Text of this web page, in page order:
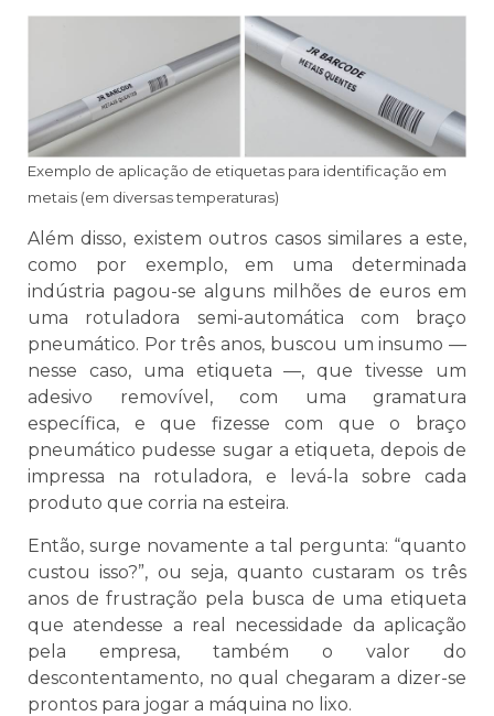
Exemplo de aplicação de etiquetas para identificação em
metais (em diversas temperaturas)
Além disso, existem outros casos similares a este,
como por exemplo, em uma determinada
indústria pagou-se alguns milhões de euros em
uma rotuladora semi-automática com braço
pneumático. Por três anos, buscou um insumo —
nesse caso, uma etiqueta —, que tivesse um
adesivo removível, com uma gramatura
específica, e que fizesse com que o braço
pneumático pudesse sugar a etiqueta, depois de
impressa na rotuladora, e levá-la sobre cada
produto que corria na esteira.
Então, surge novamente a tal pergunta: “quanto
custou isso?”, ou seja, quanto custaram os três
anos de frustração pela busca de uma etiqueta
que atendesse a real necessidade da aplicação
pela empresa, também o valor do
descontentamento, no qual chegaram a dizer-se
prontos para jogar a máquina no lixo.